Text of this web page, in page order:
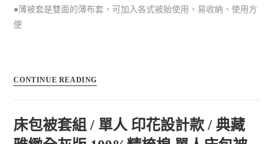
●薄被套是雙面的薄布套，可加入各式被胎使用，易收納、使用方
便
CONTINUE READING
床包被套組 / 單人 印花設計款 / 典藏